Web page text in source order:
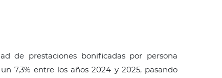
de prestaciones bonificadas por persona
7,3% entre los años 2024 y 2025, pasando